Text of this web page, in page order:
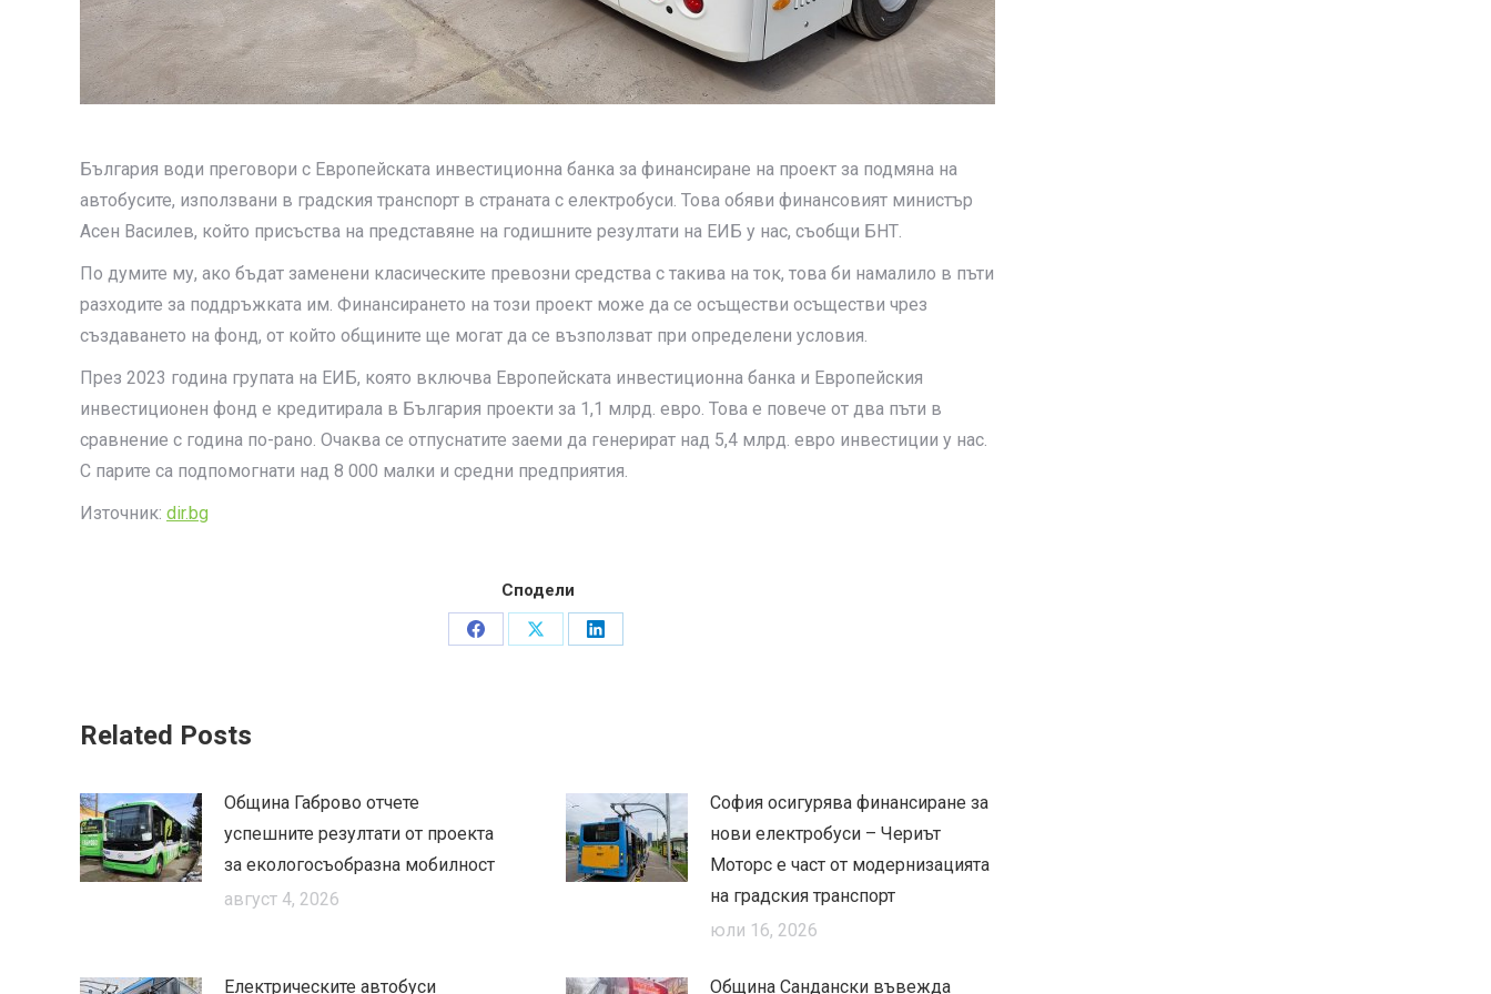
България води преговори с Европейската инвестиционна банка за финансиране на проект за подмяна на
автобусите, използвани в градския транспорт в страната с електробуси. Това обяви финансовият министър
Асен Василев, който присъства на представяне на годишните резултати на ЕИБ у нас, съобщи БНТ.
По думите му, ако бъдат заменени класическите превозни средства с такива на ток, това би намалило в пъти
разходите за поддръжката им. Финансирането на този проект може да се осъществи осъществи чрез
създаването на фонд, от който общините ще могат да се възползват при определени условия.
През 2023 година групата на ЕИБ, която включва Европейската инвестиционна банка и Европейския
инвестиционен фонд е кредитирала в България проекти за 1,1 млрд. евро. Това е повече от два пъти в
сравнение с година по-рано. Очаква се отпуснатите заеми да генерират над 5,4 млрд. евро инвестиции у нас.
С парите са подпомогнати над 8 000 малки и средни предприятия.
Източник: dir.bg
Сподели
Share
Share
Share
Related Posts
Община Габрово отчете
успешните резултати от проекта
за екологосъобразна мобилност
август 4, 2026
София осигурява финансиране за
нови електробуси – Чериът
Моторс е част от модернизацията
на градския транспорт
юли 16, 2026
Електрическите автобуси
Община Сандански въвежда